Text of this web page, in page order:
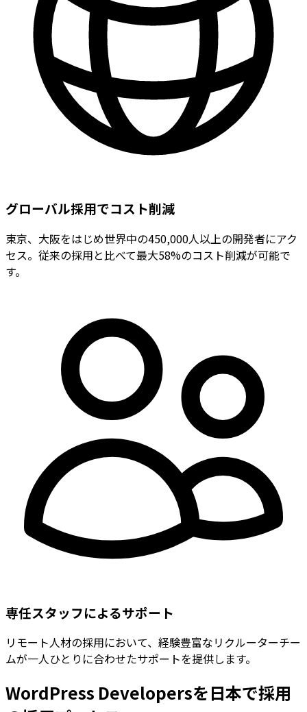
グローバル採用でコスト削減
東京、大阪をはじめ世界中の450,000人以上の開発者にアク
セス。従来の採用と比べて最大58%のコスト削減が可能で
す。
専任スタッフによるサポート
リモート人材の採用において、経験豊富なリクルーターチー
ムが一人ひとりに合わせたサポートを提供します。
WordPress Developersを日本で採用